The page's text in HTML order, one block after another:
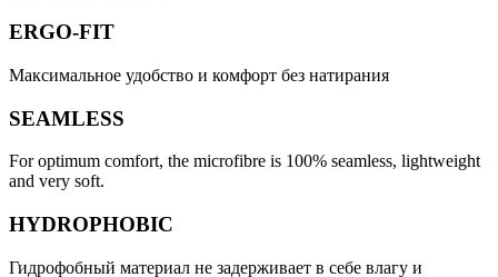
ERGO-FIT
Максимальное удобство и комфорт без натирания
SEAMLESS
For optimum comfort, the microfibre is 100% seamless, lightweight
and very soft.
HYDROPHOBIC
Гидрофобный материал не задерживает в себе влагу и